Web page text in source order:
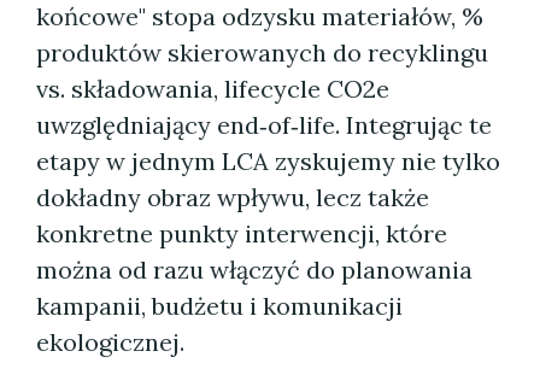
końcowe" stopa odzysku materiałów, %
produktów skierowanych do recyklingu
vs. składowania, lifecycle CO2e
uwzględniający end‑of‑life. Integrując te
etapy w jednym LCA zyskujemy nie tylko
dokładny obraz wpływu, lecz także
konkretne punkty interwencji, które
można od razu włączyć do planowania
kampanii, budżetu i komunikacji
ekologicznej.